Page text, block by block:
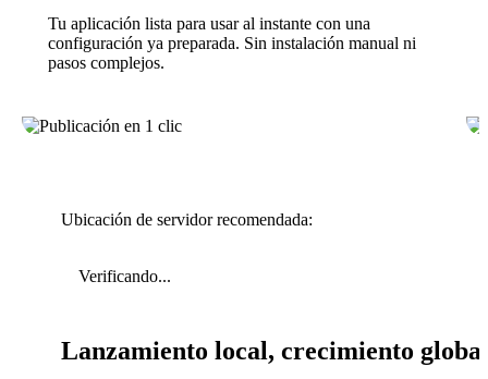
Tu aplicación lista para usar al instante con una
configuración ya preparada. Sin instalación manual ni
pasos complejos.
Ubicación de servidor recomendada:
Verificando...
Lanzamiento local, crecimiento global